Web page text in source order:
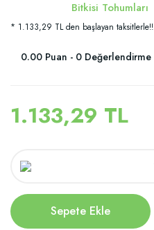
Bitkisi Tohumları
* 1.133,29 TL den başlayan taksitlerle!!
0.00 Puan - 0 Değerlendirme
1.133,29 TL
Sepete Ekle